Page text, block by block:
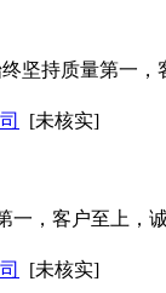
坚持质量第一
[未核实]
，客户至上，
[未核实]